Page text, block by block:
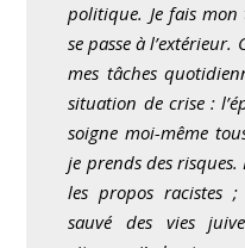
politique. Je fais
se passe à l’extérieur.
mes tâches
situation de crise :
soigne moi-même
je prends des risques.
les propos racistes ;
sauvé des vies